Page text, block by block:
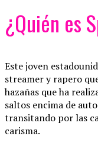
¿Quién es
Este joven
streamer y rapero
hazañas que ha
saltos encima de
transitando por las
carisma.